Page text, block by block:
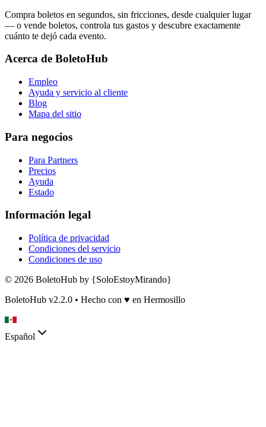
Compra boletos en segundos, sin fricciones, desde cualquier lugar
— o vende boletos, controla tus gastos y descubre exactamente
cuánto te dejó cada evento.
Acerca de BoletoHub
Empleo
Ayuda y servicio al cliente
Blog
Mapa del sitio
Para negocios
Para Partners
Precios
Ayuda
Estado
Información legal
Política de privacidad
Condiciones del servicio
Condiciones de uso
© 2026 BoletoHub by {SoloEstoyMirando}
BoletoHub v2.2.0 • Hecho con ♥ en Hermosillo
Español